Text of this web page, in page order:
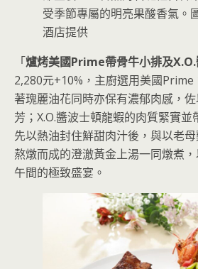
受季節專屬的明亮果酸香氣。
酒店提供
「爐烤美國Prime帶骨牛小排及
2,280元+10%，主廚選用美國
著瑰麗油花同時亦保有濃郁肉感，
芳；X.O.醬波士頓龍蝦的肉質緊實並
先以熱油封住鮮甜肉汁後，與以老
熬燉而成的澄澈黃金上湯一同燉煮
午間的極致盛宴。